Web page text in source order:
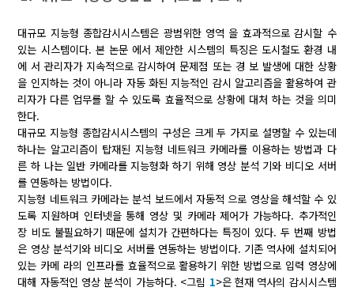
대규모 지능형 종합감시시스템은 광범위한 영역 을 효과적으로 감시할 수
있는 시스템이다. 본 논문 에서 제안한 시스템의 특징은 도시철도 환경 내
에 서 관리자가 지속적으로 감시하여 문제점 또는 경 보 발생에 대한 상황
을 인지하는 것이 아니라 자동 화된 지능적인 감시 알고리즘을 활용하여 관
리자가 다른 업무를 할 수 있도록 효율적으로 상황에 대처 하는 것을 의미
한다.
대규모 지능형 종합감시시스템의 구성은 크게 두 가지로 설명할 수 있는데
하나는 알고리즘이 탑재된 지능형 네트워크 카메라를 이용하는 방법과 다
른 하 나는 일반 카메라를 지능형화 하기 위해 영상 분석 기와 비디오 서버
를 연동하는 방법이다.
지능형 네트워크 카메라는 분석 보드에서 자동적 으로 영상을 해석할 수 있
도록 지원하며 인터넷을 통해 영상 및 카메라 제어가 가능하다. 추가적인
장 비도 불필요하기 때문에 설치가 간편하다는 특징이 있다. 두 번째 방법
은 영상 분석기와 비디오 서버를 연동하는 방법이다. 기존 역사에 설치되어
있는 카메 라의 인프라를 효율적으로 활용하기 위한 방법으로 입력 영상에
대해 자동적인 영상 분석이 가능하다. <그림 1>은 현재 역사의 감시시스템